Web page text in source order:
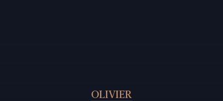
OLIVIER